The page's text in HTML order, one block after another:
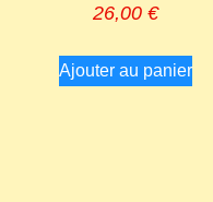
26,00€
Ajouter au panier